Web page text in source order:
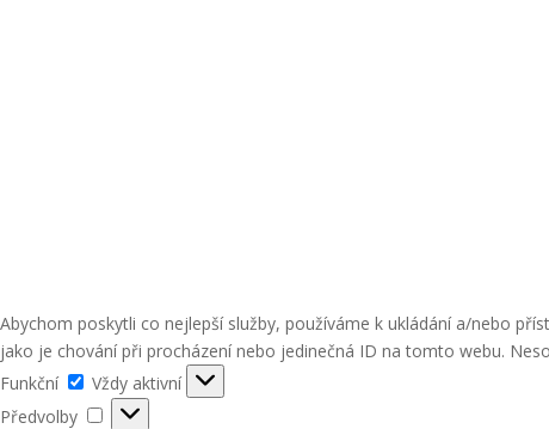
Abychom poskytli co nejlepší služby, používáme k ukládání a/nebo
jako je chování při procházení nebo jedinečná ID na tomto webu.
Funkční
Funkční
Vždy aktivní
Předvolby
Předvolby